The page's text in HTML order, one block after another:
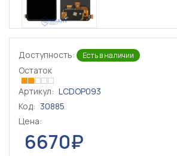
Доступность: Есть в наличии
Остаток
Артикул: LCDOP093
Код: 30885
Цена:
6670₽